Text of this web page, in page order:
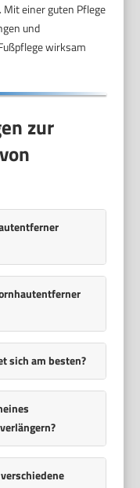
Mit einer guten Pflege
und
wirksam
zur
sich am besten?